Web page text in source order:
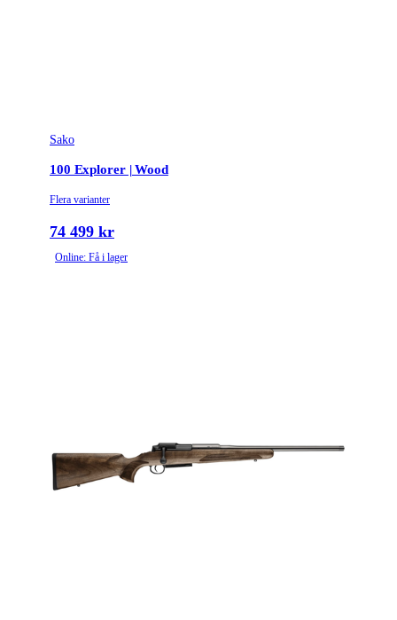
Sako
100 Explorer | Wood
Flera varianter
74 499 kr
Online: Få i lager